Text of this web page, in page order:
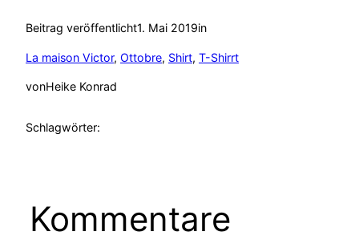
Beitrag veröffentlicht1. Mai 2019in
La maison Victor, Ottobre, Shirt, T-Shirrt
vonHeike Konrad
Schlagwörter:
Kommentare